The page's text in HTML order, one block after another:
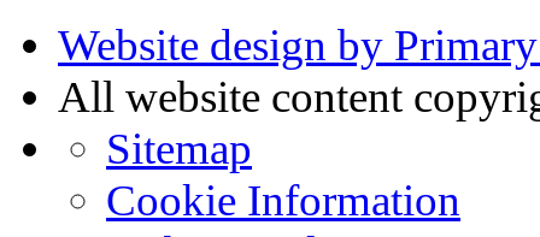
Website design by
All website content
Sitemap
Cookie Information